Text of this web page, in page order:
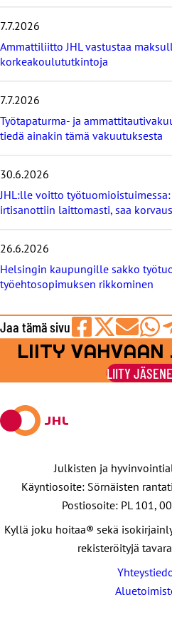
ä
t
u
u
t
i
e
t
7.7.2026
Ammattiliitto JHL vastustaa
korkeakoulututkintoja
7.7.2026
Työtapaturma- ja
tiedä ainakin tämä vakuutuksesta
30.6.2026
JHL:lle voitto
irtisanottiin laittomasti, saa
26.6.2026
Helsingin kaupungille sakko
työehtosopimuksen rikkominen
Jaa tämä sivu
Jaa
Facebookissa
Jaa
viestipalvelu
X:ssä
Jaa Jaa
LIITY VAHVAAN
LIITY
Julkisten ja
Käyntiosoite: Sörnäisten
Postiosoite: PL 101,
Kyllä joku hoitaa® sekä
rekisteröityjä